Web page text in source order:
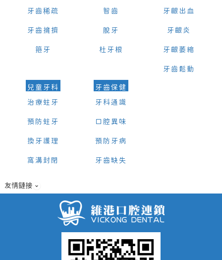
牙齒稀疏
牙齒擁擠
箍牙
智齒
脫牙
杜牙根
牙齦出血
牙齦炎
牙齦萎縮
牙齒鬆動
兒童牙科
治療蛀牙
預防蛀牙
換牙護理
窩溝封閉
牙齒保健
牙科通識
口腔異味
預防牙病
牙齒缺失
友情鏈接